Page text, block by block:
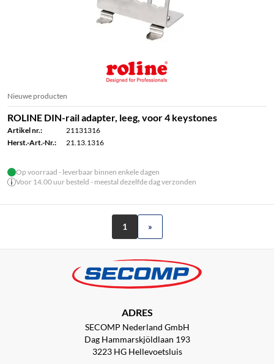
Nieuwe producten
ROLINE DIN-rail adapter, leeg, voor 4 keystones
Artikel nr.:
21131316
Herst.-Art.-Nr.:
21.13.1316
Op voorraad - leverbaar binnen enkele dagen
Voor 14.00 uur besteld - meestal dezelfde dag verzonden
1 »
ADRES
SECOMP Nederland GmbH
Dag Hammarskjöldlaan 193
3223 HG Hellevoetsluis